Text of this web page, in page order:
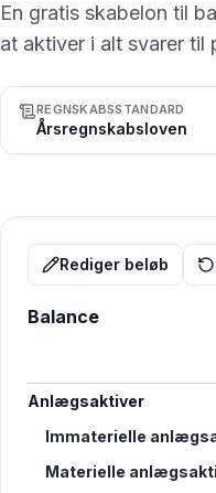
En gratis skabelon til
at aktiver i alt svarer til
REGNSKABSSTANDARD
Årsregnskabsloven
Rediger beløb
Balance
Anlægsaktiver
Immaterielle
Materielle